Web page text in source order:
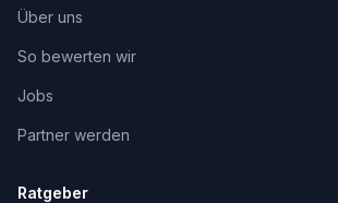
Über uns
So bewerten wir
Jobs
Partner werden
Ratgeber